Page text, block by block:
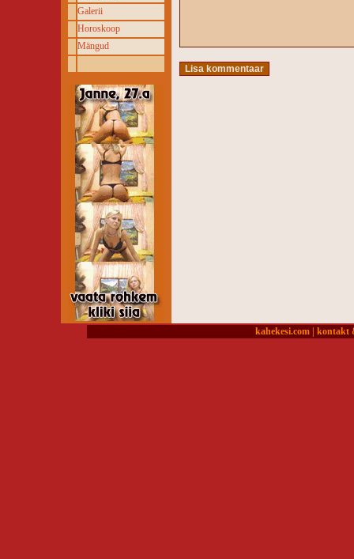
Galerii
Horoskoop
Mängud
kahekesi.com| kontakt